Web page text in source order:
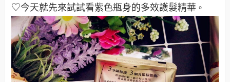
♡今天就先來試試看紫色瓶身的多效護髮精華 。